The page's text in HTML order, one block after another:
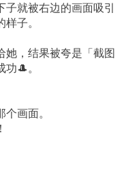
子就被右边的画面吸引
子。
她，结果被夸是「截图
🎩。
画面。